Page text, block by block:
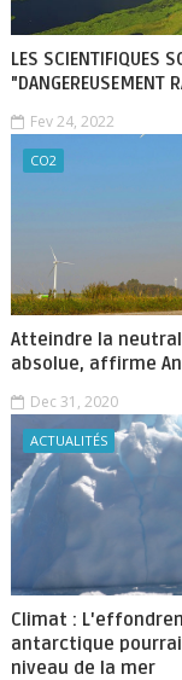
LES SCIENTIFIQUES
"DANGEREUSEMENT
Fev 24, 2022
CO2
Atteindre la
absolue, affirme
Dec 31, 2020
ACTUALITÉS
Climat :
antarctique
niveau de la mer